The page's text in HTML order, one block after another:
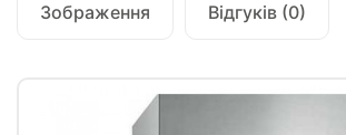
Зображення Відгуків (0)